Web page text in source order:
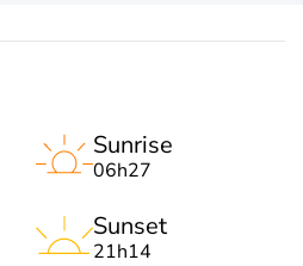
Sunrise
06h27
Sunset
21h14